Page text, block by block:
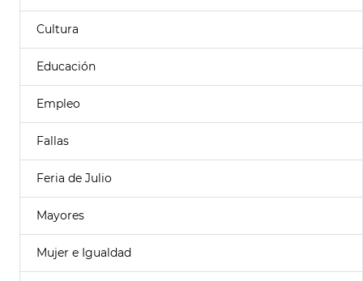
Cultura
Educación
Empleo
Fallas
Feria de Julio
Mayores
Mujer e Igualdad